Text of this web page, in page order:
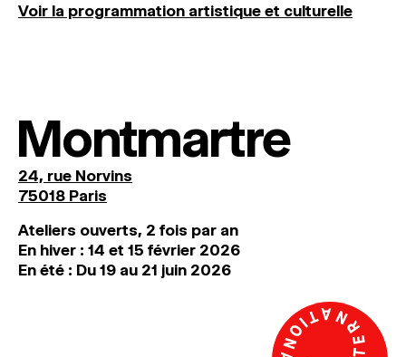
Voir la programmation artistique et culturelle
Montmartre
24, rue Norvins
75018 Paris
Ateliers ouverts, 2 fois par an
En hiver : 14 et 15 février 2026
En été : Du 19 au 21 juin 2026